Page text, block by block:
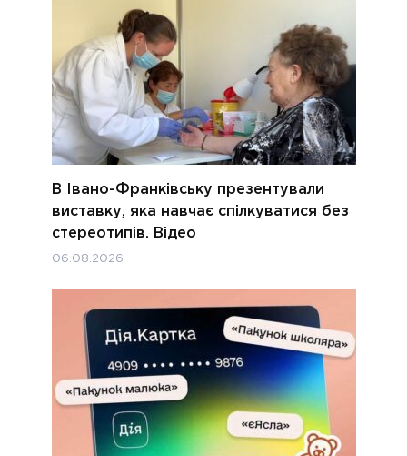
В Івано-Франківську презентували
виставку, яка навчає спілкуватися без
стереотипів. Відео
06.08.2026